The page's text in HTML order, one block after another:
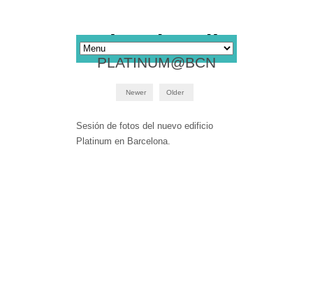
PLATINUM@BCN
Newer Older
Sesión de fotos del nuevo edificio
Platinum en Barcelona.